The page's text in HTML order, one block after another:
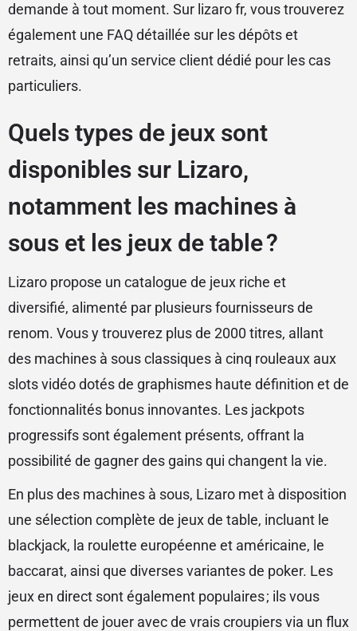
demande à tout moment. Sur lizaro fr, vous trouverez
également une FAQ détaillée sur les dépôts et
retraits, ainsi qu’un service client dédié pour les cas
particuliers.
Quels types de jeux sont
disponibles sur Lizaro,
notamment les machines à
sous et les jeux de table ?
Lizaro propose un catalogue de jeux riche et
diversifié, alimenté par plusieurs fournisseurs de
renom. Vous y trouverez plus de 2000 titres, allant
des machines à sous classiques à cinq rouleaux aux
slots vidéo dotés de graphismes haute définition et de
fonctionnalités bonus innovantes. Les jackpots
progressifs sont également présents, offrant la
possibilité de gagner des gains qui changent la vie.
En plus des machines à sous, Lizaro met à disposition
une sélection complète de jeux de table, incluant le
blackjack, la roulette européenne et américaine, le
baccarat, ainsi que diverses variantes de poker. Les
jeux en direct sont également populaires ; ils vous
permettent de jouer avec de vrais croupiers via un flux